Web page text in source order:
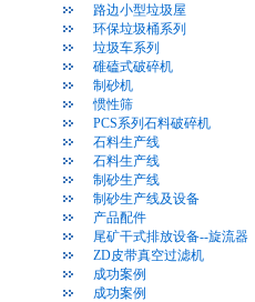
路边小型垃圾屋
环保垃圾桶系列
垃圾车系列
碓磕式破碎机
制砂机
惯性筛
PCS系列石料破碎机
石料生产线
石料生产线
制砂生产线
制砂生产线及设备
产品配件
尾矿干式排放设备--旋流器
ZD皮带真空过滤机
成功案例
成功案例